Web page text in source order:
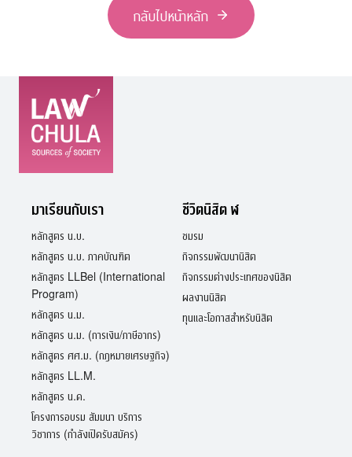
กลับไปหน้าหลัก
มาเรียนกับเรา
หลักสูตร น.บ.
หลักสูตร น.บ. ภาคบัณฑิต
หลักสูตร LLBel (International
Program)
หลักสูตร น.ม.
หลักสูตร น.ม. (การเงิน/ภาษีอากร)
หลักสูตร ศศ.ม. (กฎหมายเศรษฐกิจ)
หลักสูตร LL.M.
หลักสูตร น.ด.
โครงการอบรม สัมมนา บริการ
วิชาการ (กำลังเปิดรับสมัคร)
ชีวิตนิสิต ฬ
ชมรม
กิจกรรมพัฒนานิสิต
กิจกรรมต่างประเทศของนิสิต
ผลงานนิสิต
ทุนและโอกาสสำหรับนิสิต